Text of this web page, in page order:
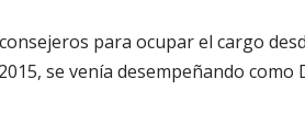
para ocupar el cargo
se venía desempeñando